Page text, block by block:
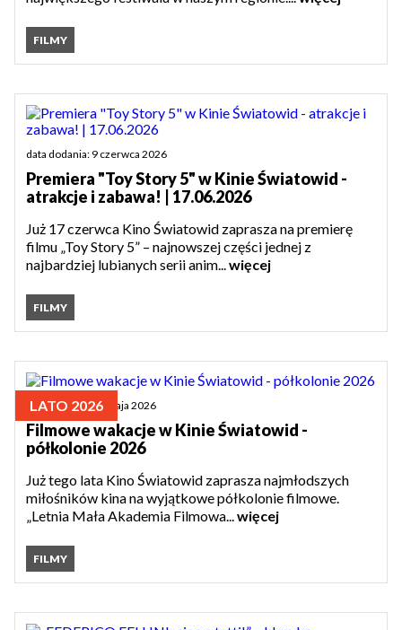
FILMY
data dodania: 9 czerwca 2026
Premiera "Toy Story 5" w Kinie Światowid -
atrakcje i zabawa! | 17.06.2026
Już 17 czerwca Kino Światowid zaprasza na premierę
filmu „Toy Story 5” – najnowszej części jednej z
najbardziej lubianych serii anim...więcej
FILMY
LATO 2026
data dodania: 21 maja 2026
Filmowe wakacje w Kinie Światowid -
półkolonie 2026
Już tego lata Kino Światowid zaprasza najmłodszych
miłośników kina na wyjątkowe półkolonie filmowe.
„Letnia Mała Akademia Filmowa...więcej
FILMY